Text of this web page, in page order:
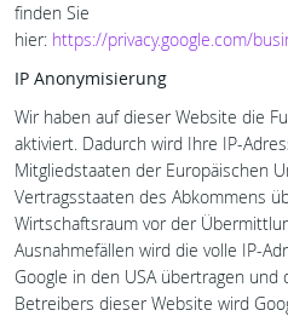
finden Sie
hier: https://privacy.google.com/
IP Anonymisierung
Wir haben auf dieser Website die
aktiviert. Dadurch wird Ihre IP-
Mitgliedstaaten der Europäischen
Vertragsstaaten des Abkommens
Wirtschaftsraum vor der
Ausnahmefällen wird die volle IP-
Google in den USA übertragen und
Betreibers dieser Website wird